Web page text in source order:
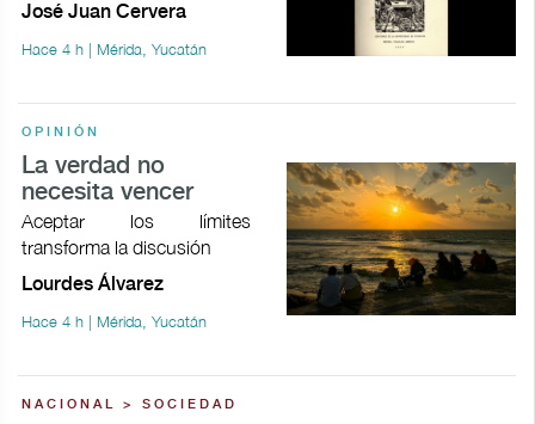
José Juan Cervera
Hace 4 h | Mérida, Yucatán
OPINIÓN
La verdad no
necesita vencer
Aceptar los límites
transforma la discusión
Lourdes Álvarez
Hace 4 h | Mérida, Yucatán
NACIONAL > SOCIEDAD